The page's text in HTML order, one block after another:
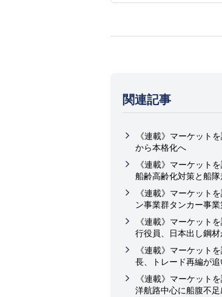
関連記事
《連載》マーケット
から本格化へ
《連載》マーケット
船齢高齢化対策と船
《連載》マーケット
ン事業群タンカー事
《連載》マーケット
行役員、日本出し鋼
《連載》マーケット
長、トレード再編が追
《連載》マーケット
洋航路中心に船腹不足